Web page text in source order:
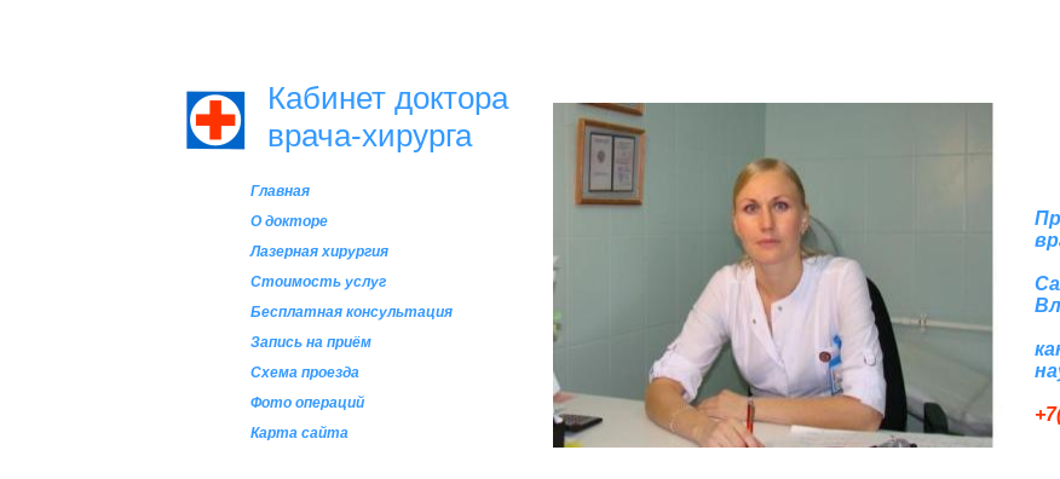
Кабинет доктора
врача-хирурга
Главная
О докторе
Лазерная хирургия
Стоимость услуг
Бесплатная консультация
Запись на приём
Схема проезда
Фото операций
Карта сайта